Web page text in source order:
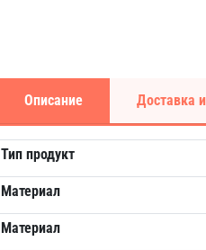
Описание Доставка
Тип продукт
Материал
Материал